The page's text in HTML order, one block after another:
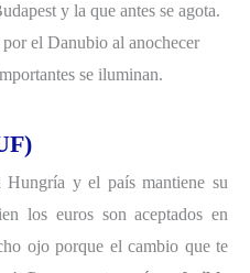
y la que antes se agota.
el Danubio al anochecer
se iluminan.
y el país mantiene su
los euros son aceptados en
ojo porque el cambio que te